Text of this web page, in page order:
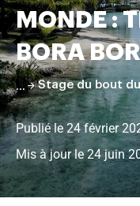
pâtisserie
MONDE :
BORA
Stage du bout
Publié le 24 février
Mis à jour le 24 juin
Faire
défiler